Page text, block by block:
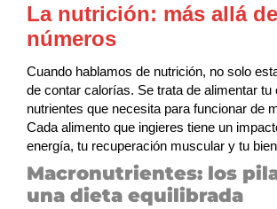
La nutrición: más allá
números
Cuando hablamos de nutrición, no solo
de contar calorías. Se trata de alimentar tu
nutrientes que necesita para funcionar de
Cada alimento que ingieres tiene un
energía, tu recuperación muscular y tu
Macronutrientes: los
una dieta equilibrada